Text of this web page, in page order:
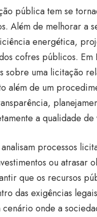
pública tem se
Além de melhorar a
energética,
cofres públicos.
sobre uma licitação
além de um
a qualidade de
processos
ou atrasar
que os recursos
das exigências
cenário onde a